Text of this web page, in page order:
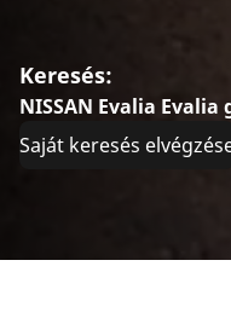
Keresés:
NISSAN Evalia
Saját keresés